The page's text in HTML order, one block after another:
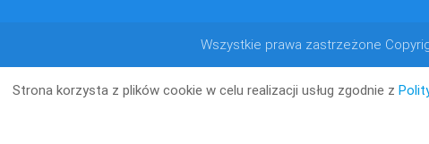
Wszystkie prawa zastrzeżone
Strona korzysta z plików cookie w celu realizacji usług zgodnie z